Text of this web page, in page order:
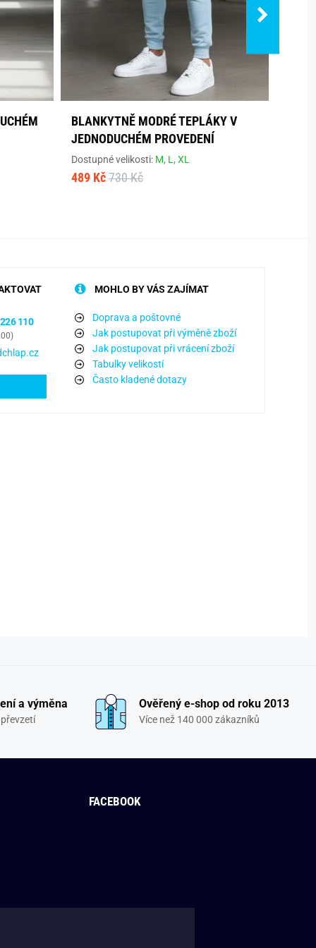
BLANKYTNĚ MODRÉ TEPLÁKY V
JEDNODUCHÉM PROVEDENÍ
Dostupné velikosti: M, L,XL
489 Kč 730 Kč
110
MOHLO BY VÁS ZAJÍMAT
Doprava a poštovné
Jak postupovat při výměně zboží
Jak postupovat při vrácení zboží
Tabulky velikostí
Často kladené dotazy
a výměna Ověřený e-shop od roku 2013
Více než 140 000 zákazníků
FACEBOOK